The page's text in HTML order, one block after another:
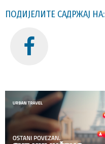
ПОДИЈЕЛИТЕ САДРЖАЈ НА: